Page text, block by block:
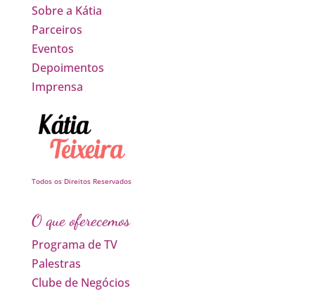
Sobre a Kátia
Parceiros
Eventos
Depoimentos
Imprensa
Todos os Direitos Reservados
O que oferecemos
Programa de TV
Palestras
Clube de Negócios